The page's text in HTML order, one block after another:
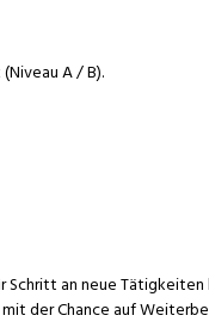
A / B).
Schritt an neue
der Chance auf